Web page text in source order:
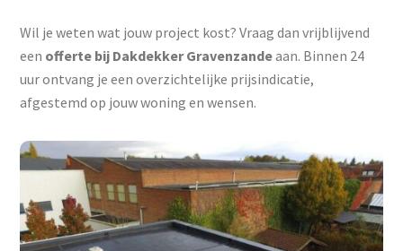
Wil je weten wat jouw project kost? Vraag dan vrijblijvend
een offerte bij Dakdekker Gravenzandeaan. Binnen 24
uur ontvang je een overzichtelijke prijsindicatie,
afgestemd op jouw woning en wensen.